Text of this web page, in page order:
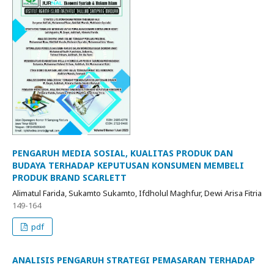
PENGARUH MEDIA SOSIAL, KUALITAS PRODUK DAN
BUDAYA TERHADAP KEPUTUSAN KONSUMEN MEMBELI
PRODUK BRAND SCARLETT
Alimatul Farida, Sukamto Sukamto, Ifdholul Maghfur, Dewi Arisa Fitria
149-164
pdf
ANALISIS PENGARUH STRATEGI PEMASARAN TERHADAP